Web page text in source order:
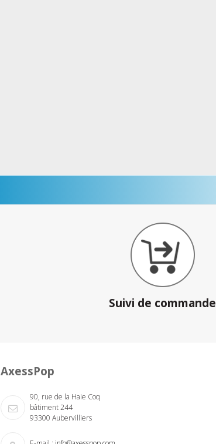
Suivi de commande
AxessPop
90, rue de la Haie Coq
bâtiment 244
93300 Aubervilliers